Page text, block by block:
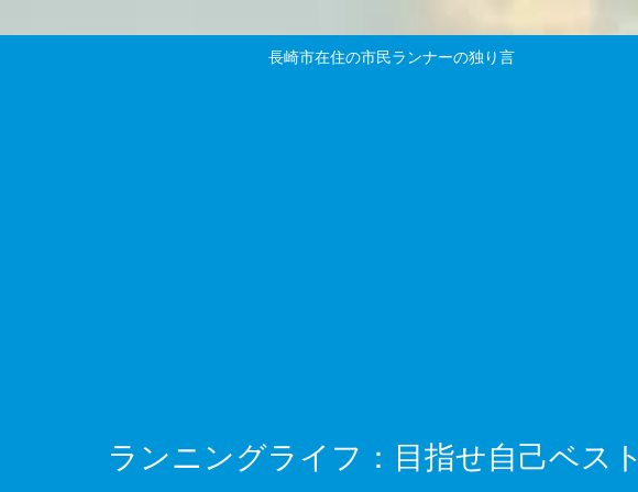
長崎市在住の市民ランナーの独り言
ランニングライフ：目指せ自己ベス